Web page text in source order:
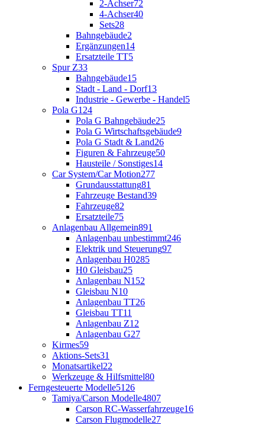
2-Achser72
4-Achser40
Sets28
Bahngebäude2
Ergänzungen14
Ersatzteile TT5
Spur Z33
Bahngebäude15
Stadt - Land - Dorf13
Industrie - Gewerbe - Handel5
Pola G124
Pola G Bahngebäude25
Pola G Wirtschaftsgebäude9
Pola G Stadt & Land26
Figuren & Fahrzeuge50
Hausteile / Sonstiges14
Car System/Car Motion277
Grundausstattung81
Fahrzeuge Bestand39
Fahrzeuge82
Ersatzteile75
Anlagenbau Allgemein891
Anlagenbau unbestimmt246
Elektrik und Steuerung97
Anlagenbau H0285
H0 Gleisbau25
Anlagenbau N152
Gleisbau N10
Anlagenbau TT26
Gleisbau TT11
Anlagenbau Z12
Anlagenbau G27
Kirmes59
Aktions-Sets31
Monatsartikel22
Werkzeuge & Hilfsmittel80
Ferngesteuerte Modelle5126
Tamiya/Carson Modelle4807
Carson RC-Wasserfahrzeuge16
Carson Flugmodelle27